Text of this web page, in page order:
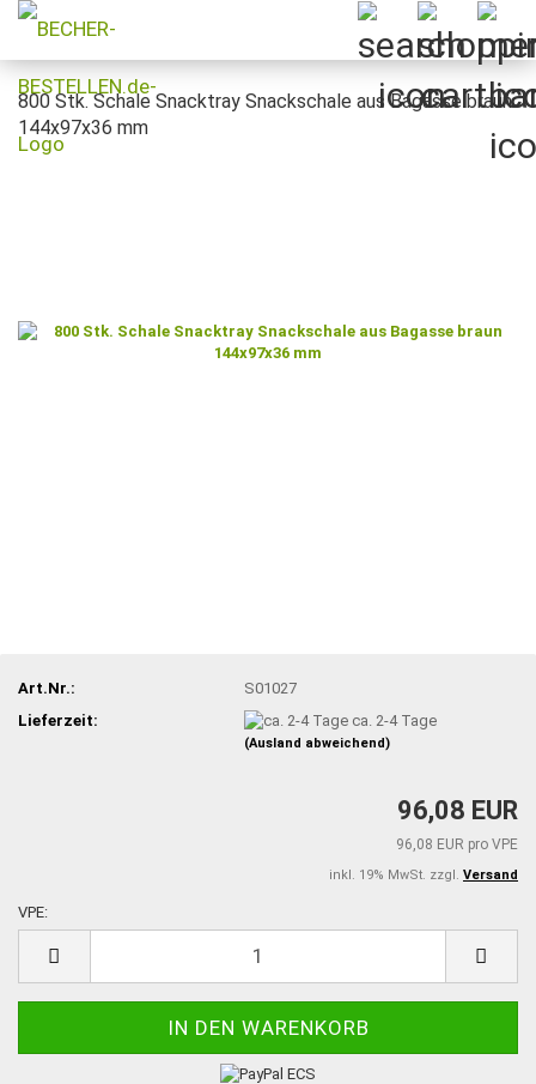
800 Stk. Schale Snacktray Snackschale aus Bagasse braun
144x97x36 mm
Art.Nr.:
S01027
Lieferzeit:
ca. 2-4 Tage
(Ausland abweichend)
96,08 EUR
96,08 EUR pro VPE
inkl. 19% MwSt. zzgl. Versand
VPE: